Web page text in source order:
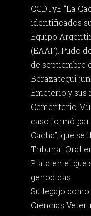
CCDTyE “La
identificados
Equipo
(EAAF). Pudo
de septiembre
Berazategui
Emeterio.y sus
Cementerio
caso formó
Cacha”, que
Tribunal Oral
Plata en el
genocidas.
Su legajo
Ciencias